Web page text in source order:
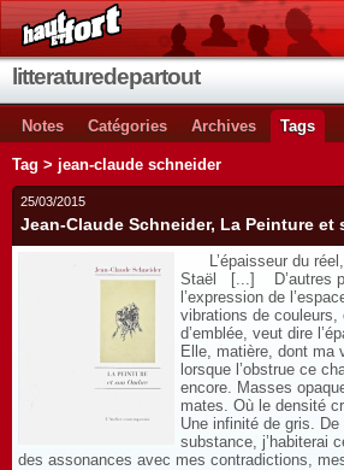
litteraturedepartout
Notes Catégories Archives Tags
Tag > jean-claude schneider
25/03/2015
Jean-Claude Schneider, La Peinture et
L’épaisseur du réel,
Staël [...] D’autres
l’expression de
vibrations de
d’emblée, veut dire
Elle, matière, dont ma
lorsque l’obstrue ce
encore. Masses
mates. Où le densité
Une infinité de gris.
substance, j’habiterai
des assonances avec mes contradictions,